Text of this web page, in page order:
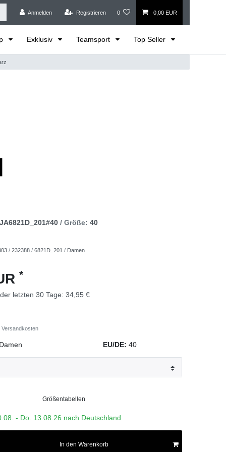
Anmelden Registrieren 0 0,00 EUR
Exklusiv Teamsport Top Seller
JA6821D_201#40 / Größe: 40
/ 232388 / 6821D_201 / Damen
*
letzten 30 Tage: 34,95 €
Versandkosten
EU/DE: 40
Größentabellen
- Do. 13.08.26 nach Deutschland
In den Warenkorb